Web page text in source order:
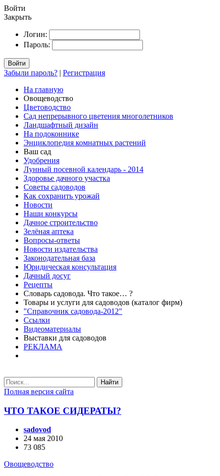
Войти
Закрыть
Логин:
Пароль:
Войти
Забыли пароль? | Регистрация
На главную
Овощеводство
Цветоводство
Сад непрерывного цветения многолетников
Ландшафтный дизайн
На подоконнике
Энциклопедия комнатных растений
Ваш сад
Удобрения
Лунный посевной календарь - 2014
Здоровье дачного участка
Советы садоводов
Как сохранить урожай
Новости
Наши конкурсы
Дачное строительство
Зелёная аптека
Вопросы-ответы
Новости издательства
Законодательная база
Юридическая консультация
Дачный досуг
Рецепты
Словарь садовода. Что такое… ?
Товары и услуги для садоводов (каталог фирм)
"Справочник садовода-2012"
Ссылки
Видеоматериалы
Выставки для садоводов
РЕКЛАМА
Найти
Полная версия сайта
ЧТО ТАКОЕ СИДЕРАТЫ?
sadovod
24 мая 2010
73 085
Овощеводство